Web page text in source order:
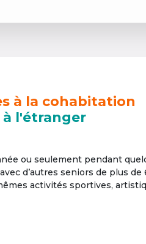
à la cohabitation
à l'étranger
ou seulement pendant
d’autres seniors de plus de
activités sportives,